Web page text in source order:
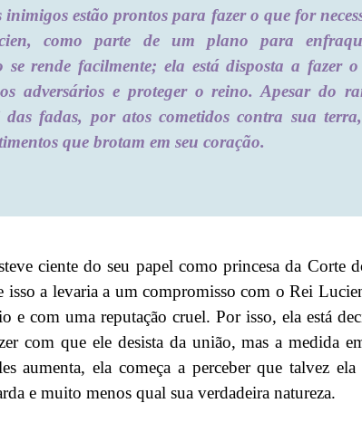
inimigos estão prontos para fazer o que for
como parte de um plano para
se rende facilmente; ela está disposta a fazer
adversários e proteger o reino. Apesar do
fadas, por atos cometidos contra sua
que brotam em seu coração.
ciente do seu papel como princesa da Corte
isso a levaria a um compromisso com o Rei
e com uma reputação cruel. Por isso, ela está
com que ele desista da união, mas a medida
aumenta, ela começa a perceber que talvez
e muito menos qual sua verdadeira natureza.